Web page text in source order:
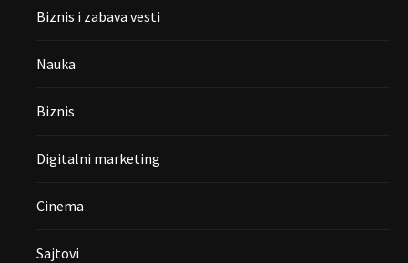
Biznis i zabava vesti
Nauka
Biznis
Digitalni marketing
Cinema
Sajtovi